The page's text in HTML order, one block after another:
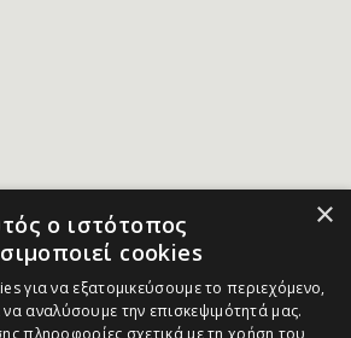
×
ο ιστότοπος
cookies
για να εξατομικεύσουμε το περιεχόμενο,
να αναλύσουμε την επισκεψιμότητά μας.
πληροφορίες σχετικά με τη χρήση του